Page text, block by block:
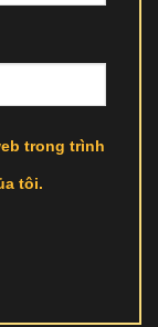
trong trình
tôi.